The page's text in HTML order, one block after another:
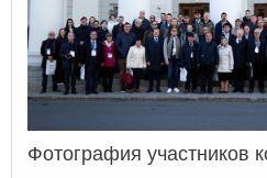
Фотография участников